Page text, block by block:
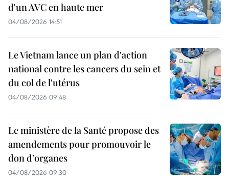
d'un AVC en haute mer
04/08/2026 14:51
Le Vietnam lance un plan d'action
national contre les cancers du sein et
du col de l'utérus
04/08/2026 09:48
Le ministère de la Santé propose des
amendements pour promouvoir le
don d’organes
04/08/2026 09:30